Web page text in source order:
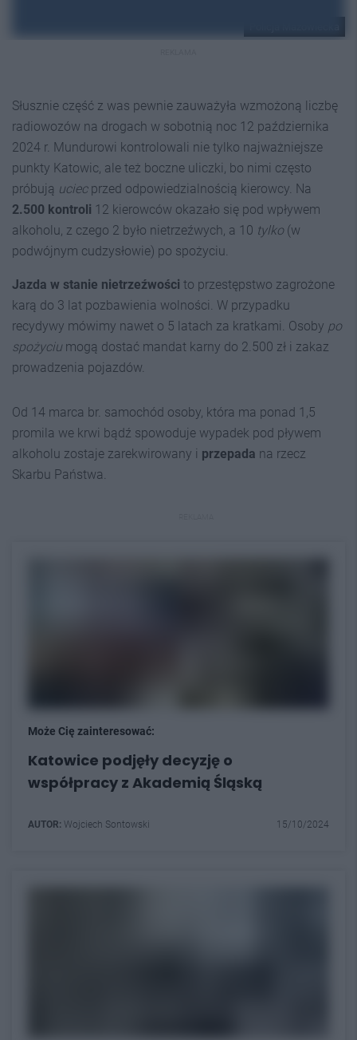
Słusznie część z was pewnie zauważyła wzmożoną liczbę
radiowozów na drogach w sobotnią noc 12 października
2024 r. Mundurowi kontrolowali nie tylko najważniejsze
punkty Katowic, ale też boczne uliczki, bo nimi często
próbują uciecprzed odpowiedzialnością kierowcy. Na
2.500 kontroli 12 kierowców okazało się pod wpływem
alkoholu, z czego 2 było nietrzeźwych, a 10 tylko(w
podwójnym cudzysłowie) po spożyciu.
Jazda w stanie nietrzeźwości to przestępstwo zagrożone
karą do 3 lat pozbawienia wolności. W przypadku
recydywy mówimy nawet o 5 latach za kratkami. Osoby po
spożyciu mogą dostać mandat karny do 2.500 zł i zakaz
prowadzenia pojazdów.
Od 14 marca br. samochód osoby, która ma ponad 1,5
promila we krwi bądź spowoduje wypadek pod pływem
alkoholu zostaje zarekwirowany i przepada na rzecz
Skarbu Państwa.
Może Cię zainteresować:
Katowice podjęły decyzję o
współpracy z Akademią Śląską
AUTOR: Wojciech Sontowski 15/10/2024